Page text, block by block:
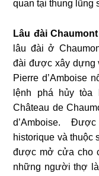
quan tại thung lũng
Lâu đài Chaumont
lâu đài ở
đài được xây dựng
Pierre d’Amboise
lệnh phá hủy
Château de
d’Amboise.
historique và thuộc
được mở cửa cho
những người thợ